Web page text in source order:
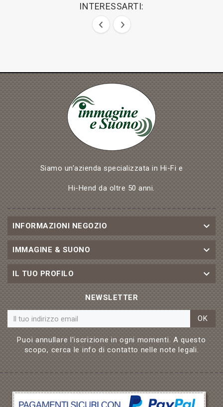
INTERESSARTI:
Siamo un'azienda specializzata in Hi-Fi e
Hi-Hend da oltre 50 anni.
INFORMAZIONI NEGOZIO 
IMMAGINE & SUONO 
IL TUO PROFILO 
NEWSLETTER
OK
Puoi annullare l'iscrizione in ogni momenti. A questo
scopo, cerca le info di contatto nelle note legali.